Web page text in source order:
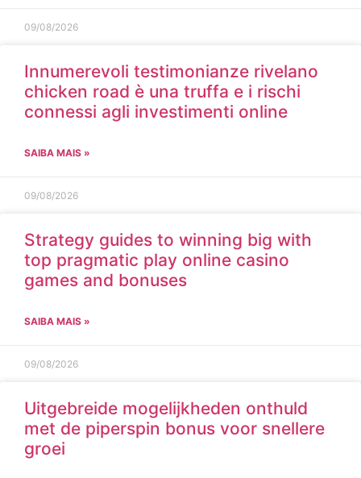
09/08/2026
Innumerevoli testimonianze rivelano
chicken road è una truffa e i rischi
connessi agli investimenti online
SAIBA MAIS »
09/08/2026
Strategy guides to winning big with
top pragmatic play online casino
games and bonuses
SAIBA MAIS »
09/08/2026
Uitgebreide mogelijkheden onthuld
met de piperspin bonus voor snellere
groei